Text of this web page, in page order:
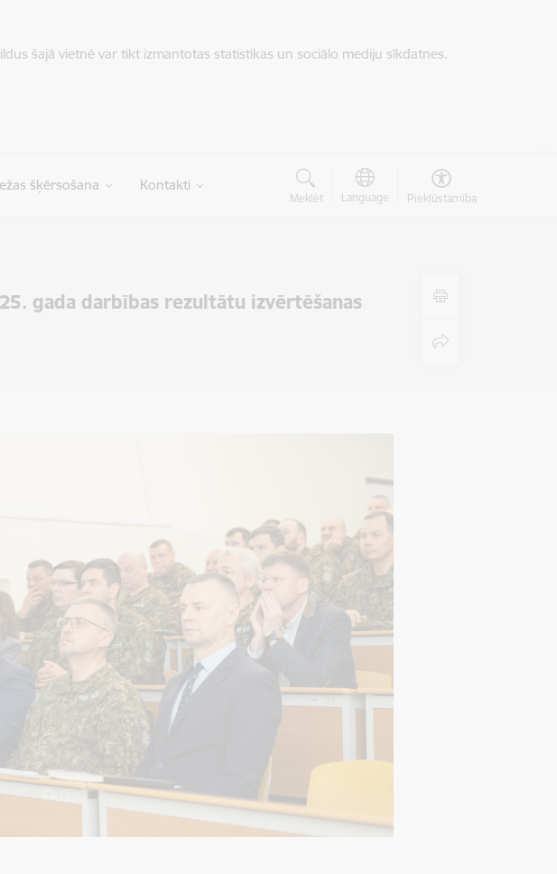
šajā vietnē var tikt izmantotas statistikas un sociālo mediju sīkdatnes.
šķērsošana Kontakti
Meklēt Language Piekļūstamība
gada darbības rezultātu izvērtēšanas